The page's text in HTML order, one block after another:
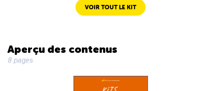
VOIR TOUT LE KIT
Aperçu des contenus
8 pages